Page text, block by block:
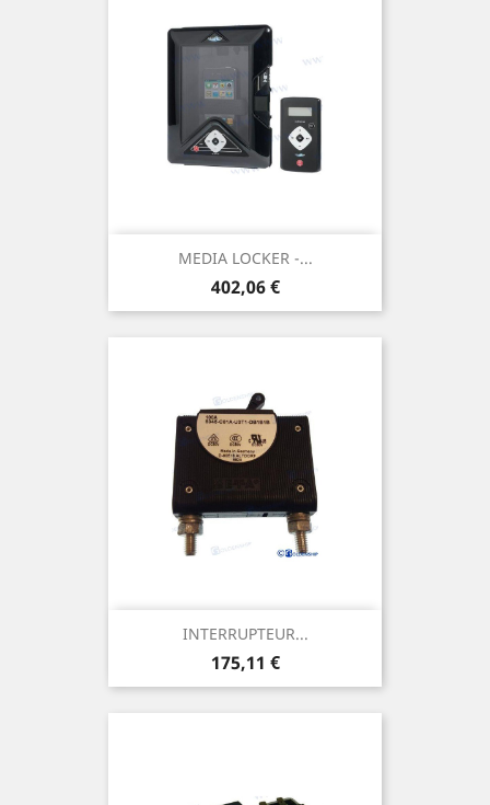
MEDIA LOCKER -...
Prix
402,06 €
INTERRUPTEUR...
Prix
175,11 €